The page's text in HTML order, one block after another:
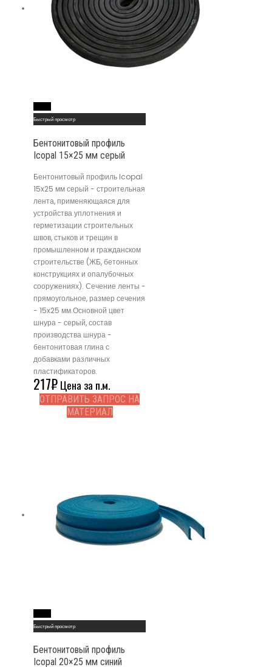
Быстрый просмотр
Бентонитовый профиль
Icopal 15×25 мм серый
Бентонитовый профиль Icopal
15x25 мм серый - строительная
лента, применяющаяся для
устройства уплотнения и
герметизации строительных
швов, стыков и трещин в
промышленном и гражданском
строительстве (ЖБ, бетонных
конструкциях и опалубочных
сооружениях). Сечение ленты -
прямоугольное, размер сечения
- 15x25 мм.Основной цвет
шнура - серый, состав
производства шнура -
бентонитовая глина с
добавками различных
пластификаторов.
217₽Цена за п.м.
ОТПРАВИТЬ ЗАПРОС НА
МАТЕРИАЛ
Быстрый просмотр
Бентонитовый профиль
Icopal 20×25 мм синий